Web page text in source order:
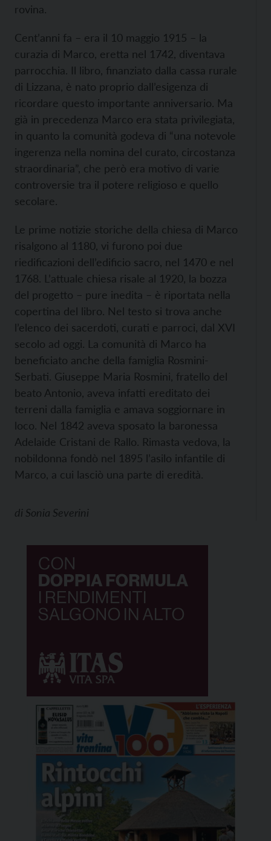
rovina.
Cent’anni fa – era il 10 maggio 1915 – la
curazia di Marco, eretta nel 1742, diventava
parrocchia. Il libro, finanziato dalla cassa rurale
di Lizzana, è nato proprio dall’esigenza di
ricordare questo importante anniversario. Ma
già in precedenza Marco era stata privilegiata,
in quanto la comunità godeva di “una notevole
ingerenza nella nomina del curato, circostanza
straordinaria”, che però era motivo di varie
controversie tra il potere religioso e quello
secolare.
Le prime notizie storiche della chiesa di Marco
risalgono al 1180, vi furono poi due
riedificazioni dell’edificio sacro, nel 1470 e nel
1768. L’attuale chiesa risale al 1920, la bozza
del progetto – pure inedita – è riportata nella
copertina del libro. Nel testo si trova anche
l’elenco dei sacerdoti, curati e parroci, dal XVI
secolo ad oggi. La comunità di Marco ha
beneficiato anche della famiglia Rosmini-
Serbati. Giuseppe Maria Rosmini, fratello del
beato Antonio, aveva infatti ereditato dei
terreni dalla famiglia e amava soggiornare in
loco. Nel 1842 aveva sposato la baronessa
Adelaide Cristani de Rallo. Rimasta vedova, la
nobildonna fondò nel 1895 l’asilo infantile di
Marco, a cui lasciò una parte di eredità.
di Sonia Severini